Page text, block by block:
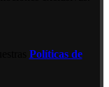
Políticas de